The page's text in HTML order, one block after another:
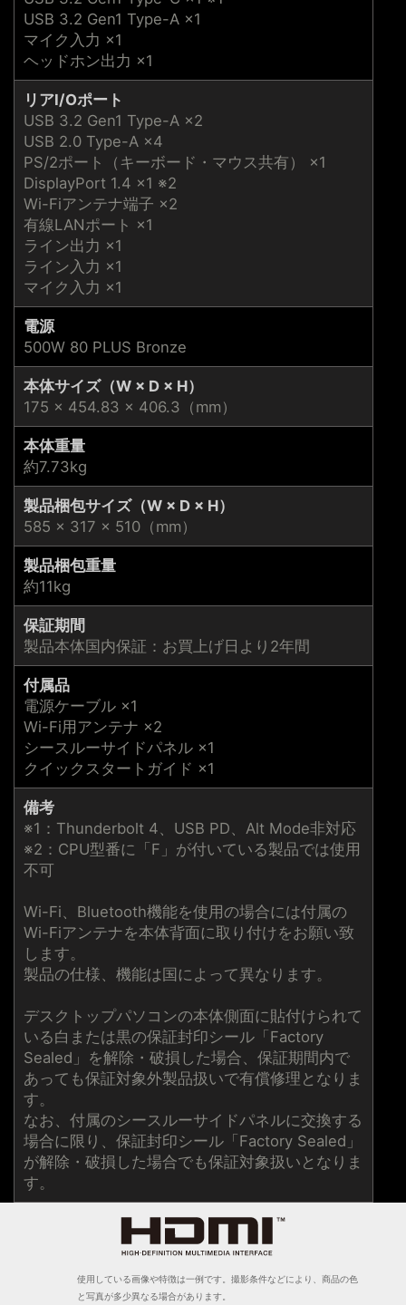
USB 3.2 Gen1 Type-A ×1
マイク入力 ×1
ヘッドホン出力 ×1
リアI/Oポート
USB 3.2 Gen1 Type-A ×2
USB 2.0 Type-A ×4
PS/2ポート（キーボード・マウス共有） ×1
DisplayPort 1.4 ×1 ※2
Wi-Fiアンテナ端子 ×2
有線LANポート ×1
ライン出力 ×1
ライン入力 ×1
マイク入力 ×1
電源
500W 80 PLUS Bronze
本体サイズ（W × D × H）
175 × 454.83 × 406.3（mm）
本体重量
約7.73kg
製品梱包サイズ（W × D × H）
585 × 317 × 510（mm）
製品梱包重量
約11kg
保証期間
製品本体国内保証：お買上げ日より2年間
付属品
電源ケーブル ×1
Wi-Fi用アンテナ ×2
シースルーサイドパネル ×1
クイックスタートガイド ×1
備考
※1：Thunderbolt 4、USB PD、Alt Mode非対応
※2：CPU型番に「F」が付いている製品では使用
不可
Wi-Fi、Bluetooth機能を使用の場合には付属の
Wi-Fiアンテナを本体背面に取り付けをお願い致
します。
製品の仕様、機能は国によって異なります。
デスクトップパソコンの本体側面に貼付けられて
いる白または黒の保証封印シール「Factory
Sealed」を解除・破損した場合、保証期間内で
あっても保証対象外製品扱いで有償修理となりま
す。
なお、付属のシースルーサイドパネルに交換する
場合に限り、保証封印シール「Factory Sealed」
が解除・破損した場合でも保証対象扱いとなりま
す。
使用している画像や特徴は一例です。撮影条件などにより、商品の色
と写真が多少異なる場合があります。